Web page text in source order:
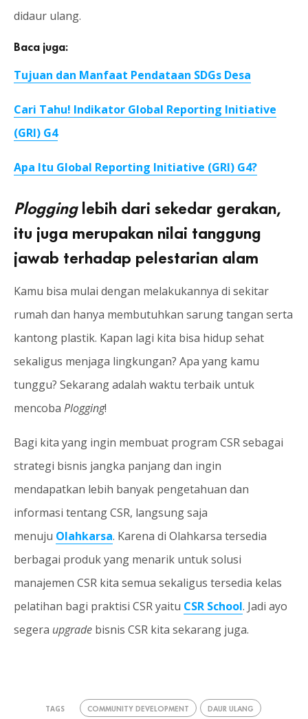
didaur ulang.
Baca juga:
Tujuan dan Manfaat Pendataan SDGs Desa
Cari Tahu! Indikator Global Reporting Initiative
(GRI) G4
Apa Itu Global Reporting Initiative (GRI) G4?
Plogginglebih dari sekedar gerakan,
itu juga merupakan nilai tanggung
jawab terhadap pelestarian alam
Kamu bisa mulai dengan melakukannya di sekitar
rumah dan hanya membutuhkan sarung tangan serta
kantong plastik. Kapan lagi kita bisa hidup sehat
sekaligus menjaga lingkungan? Apa yang kamu
tunggu? Sekarang adalah waktu terbaik untuk
mencoba Plogging!
Bagi kita yang ingin membuat program CSR sebagai
strategi bisnis jangka panjang dan ingin
mendapatkan lebih banyak pengetahuan dan
informasi tentang CSR, langsung saja
menuju Olahkarsa. Karena di Olahkarsa tersedia
berbagai produk yang menarik untuk solusi
manajemen CSR kita semua sekaligus tersedia kelas
pelatihan bagi praktisi CSR yaitu CSR School. Jadi ayo
segera upgrade bisnis CSR kita sekarang juga.
TAGS COMMUNITY DEVELOPMENT DAUR ULANG